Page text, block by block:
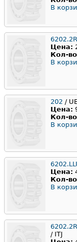
В
Цена:
Кол-
В
202 /
Цена:
Кол-
В
Цена:
Кол-
В
/ ITJ